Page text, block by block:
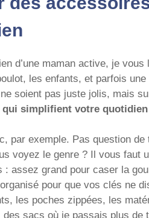
d’une maman active, je
les enfants, et parfois
soient pas juste jolis, mais
qui simplifient votre quotidien
par exemple. Pas question
voyez le genre ? Il vous faut
: assez grand pour caser la
pour que vos clés ne
les poches zippées, les
des sacs où je passais plus de